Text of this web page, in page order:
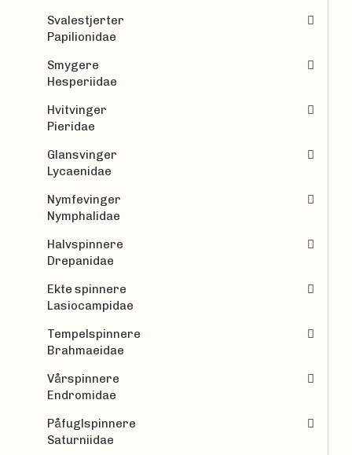
Svalestjerter
Papilionidae
Smygere
Hesperiidae
Hvitvinger
Pieridae
Glansvinger
Lycaenidae
Nymfevinger
Nymphalidae
Halvspinnere
Drepanidae
Ekte spinnere
Lasiocampidae
Tempelspinnere
Brahmaeidae
Vårspinnere
Endromidae
Påfuglspinnere
Saturniidae